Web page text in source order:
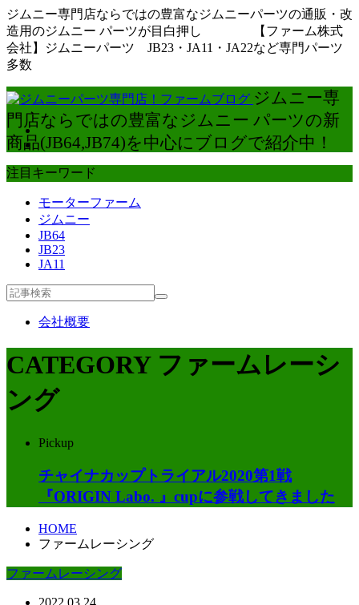
ジムニー専門店ならではの豊富なジムニーパーツの通販・改
造用のジムニー パーツが目白押し 【ファーム株式
会社】ジムニーパーツ JB23・JA11・JA22など専門パーツ
多数
ジムニー専
門店ならではの豊富なジムニー パーツの新
商品(JB64,JB74)を中心にブログで紹介中！
注目キーワード
モーターファーム
ジムニー
JB64
JB23
JA11
会社概要
CATEGORYファームレーシ
ング
Pickup
チャイナカップトライアル2020第1戦
『ORIGIN Labo. 』cupに参戦してきました
HOME
ファームレーシング
ファームレーシング